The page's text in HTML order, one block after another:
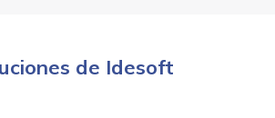
de Idesoft